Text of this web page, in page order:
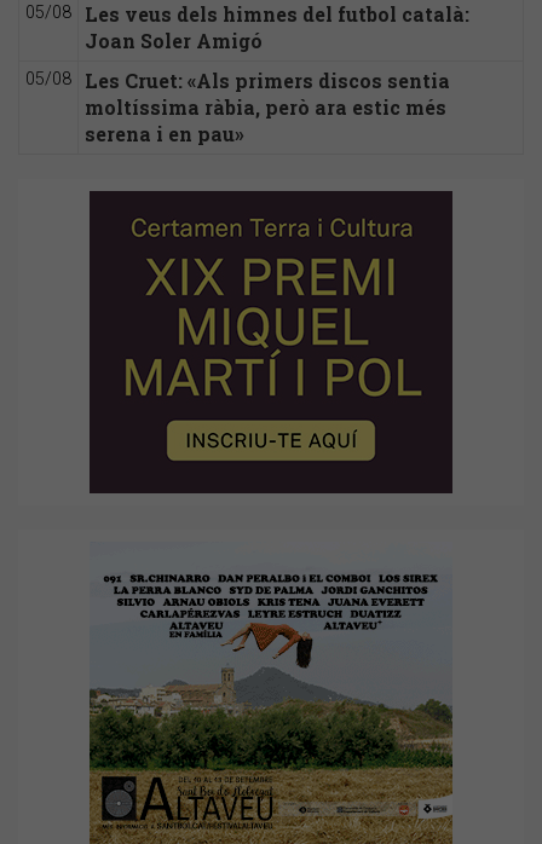
05/08
Les veus dels himnes del futbol català:
Joan Soler Amigó
05/08
Les Cruet: «Als primers discos sentia
moltíssima ràbia, però ara estic més
serena i en pau»